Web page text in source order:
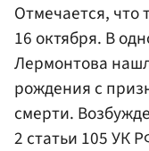
Отмечается, что
16 октября. В
Лермонтова
рождения с
смерти.
2 статьи 105 УК